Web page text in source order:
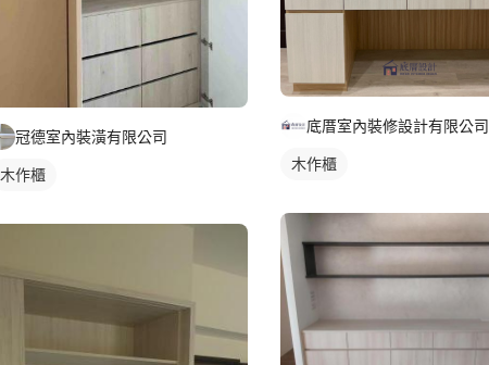
冠德室內裝潢有限公司
木作櫃
底厝室內裝修設計有限公司
木作櫃